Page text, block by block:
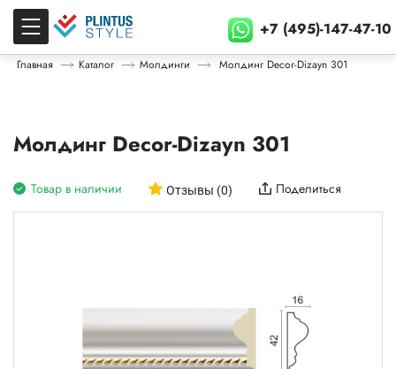
+7 (495)-147-47-10
Главная Каталог Молдинги Молдинг Decor-Dizayn 301
Молдинг Decor-Dizayn 301
Товар в наличии Отзывы (0) Поделиться